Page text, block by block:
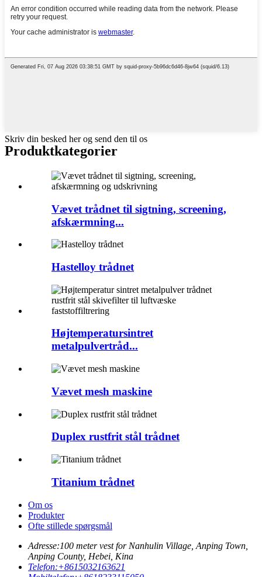
Skriv din besked her og send den til os
Produktkategorier
Vævet trådnet til sigtning, screening,
afskærmning...
Hastelloy trådnet
Højtemperatursintret
metalpulvertråd...
Vævet mesh maskine
Duplex rustfrit stål trådnet
Titanium trådnet
Om os
Produkter
Ofte stillede spørgsmål
Adresse:100 meter vest for Nanhulin Village, Anping Town,
Anping County, Hebei, Kina
Telefon:+8615032163621